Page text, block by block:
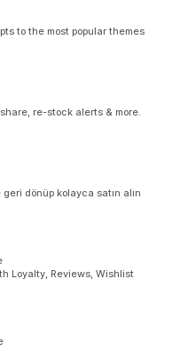
to the most popular themes
re-stock alerts & more.
dönüp kolayca satın alın
Loyalty, Reviews, Wishlist